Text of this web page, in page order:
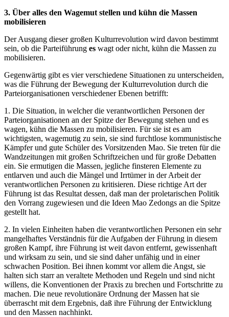
3. Über alles den Wagemut stellen und kühn die Massen
mobilisieren
Der Ausgang dieser großen Kulturrevolution wird davon bestimmt
sein, ob die Parteiführung es wagt oder nicht, kühn die Massen zu
mobilisieren.
Gegenwärtig gibt es vier verschiedene Situationen zu unterscheiden,
was die Führung der Bewegung der Kulturrevolution durch die
Parteiorganisationen verschiedener Ebenen betrifft:
1. Die Situation, in welcher die verantwortlichen Personen der
Parteiorganisationen an der Spitze der Bewegung stehen und es
wagen, kühn die Massen zu mobilisieren. Für sie ist es am
wichtigsten, wagemutig zu sein, sie sind furchtlose kommunistische
Kämpfer und gute Schüler des Vorsitzenden Mao. Sie treten für die
Wandzeitungen mit großen Schriftzeichen und für große Debatten
ein. Sie ermutigen die Massen, jegliche finsteren Elemente zu
entlarven und auch die Mängel und Irrtümer in der Arbeit der
verantwortlichen Personen zu kritisieren. Diese richtige Art der
Führung ist das Resultat dessen, daß man der proletarischen Politik
den Vorrang zugewiesen und die Ideen Mao Zedongs an die Spitze
gestellt hat.
2. In vielen Einheiten haben die verantwortlichen Personen ein sehr
mangelhaftes Verständnis für die Aufgaben der Führung in diesem
großen Kampf, ihre Führung ist weit davon entfernt, gewissenhaft
und wirksam zu sein, und sie sind daher unfähig und in einer
schwachen Position. Bei ihnen kommt vor allem die Angst, sie
halten sich starr an veraltete Methoden und Regeln und sind nicht
willens, die Konventionen der Praxis zu brechen und Fortschritte zu
machen. Die neue revolutionäre Ordnung der Massen hat sie
überrascht mit dem Ergebnis, daß ihre Führung der Entwicklung
und den Massen nachhinkt.